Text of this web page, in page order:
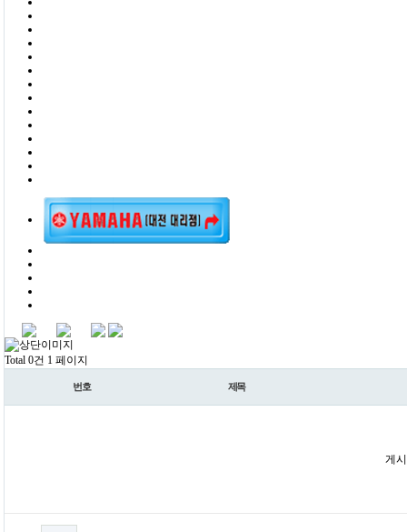
Total 0건 1 페이지
번호 제목
게